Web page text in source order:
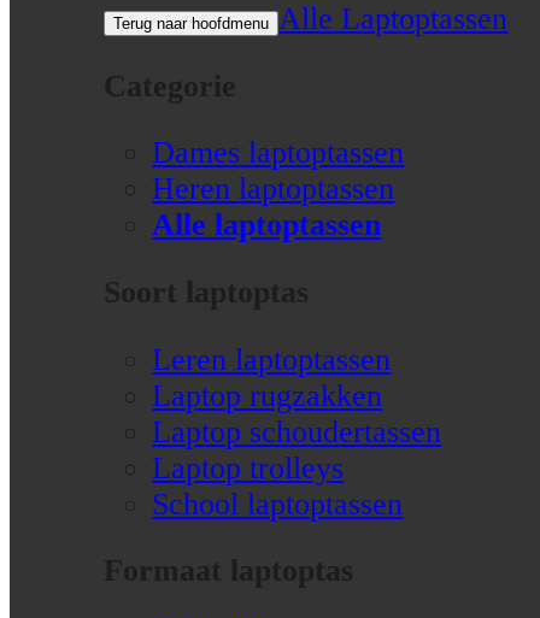
Terug naar hoofdmenu Alle Laptoptassen
Categorie
Dames laptoptassen
Heren laptoptassen
Alle laptoptassen
Soort laptoptas
Leren laptoptassen
Laptop rugzakken
Laptop schoudertassen
Laptop trolleys
School laptoptassen
Formaat laptoptas